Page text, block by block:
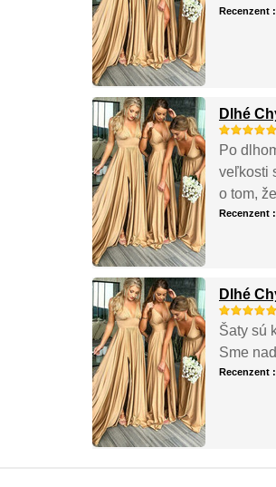
Recenzent
Dlhé
Po
veľkosti
o tom,
Recenzent
Dlhé
Šaty sú
Sme
Recenzent